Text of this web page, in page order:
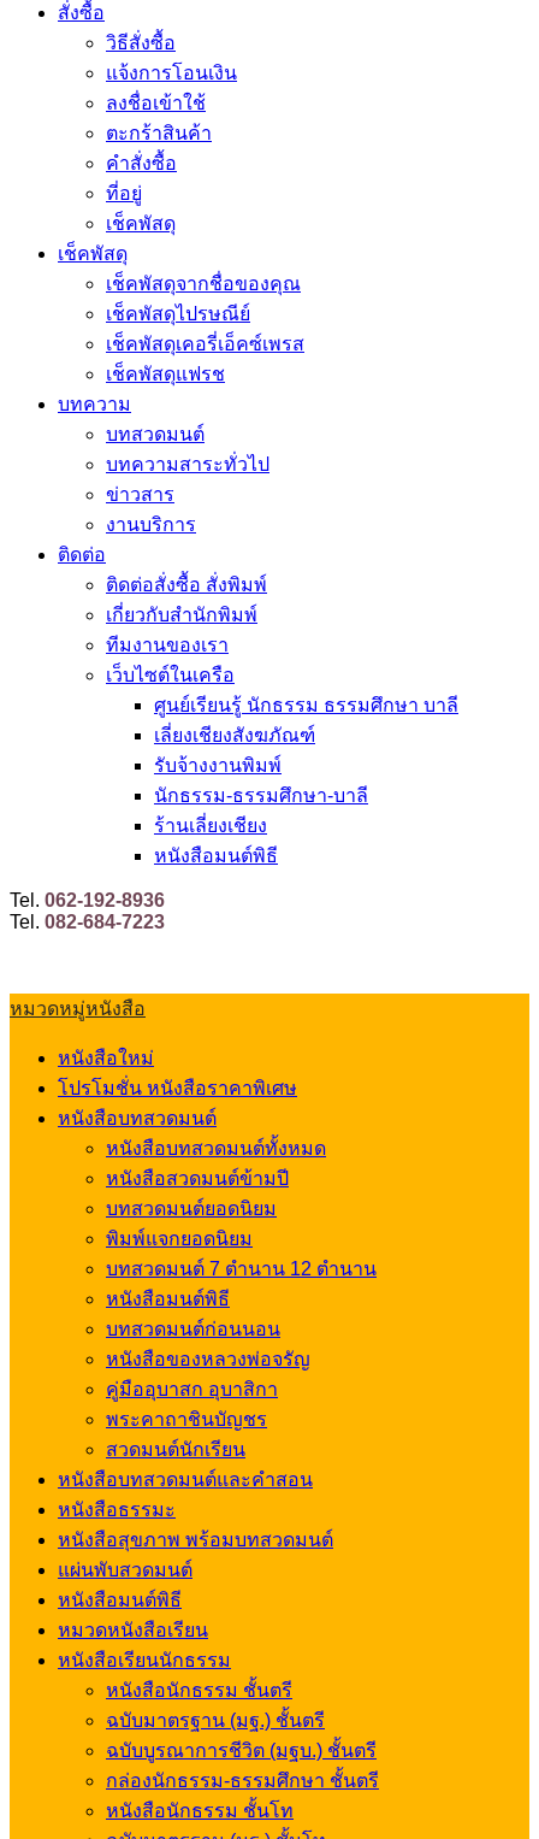
สั่งซื้อ
วิธีสั่งซื้อ
แจ้งการโอนเงิน
ลงชื่อเข้าใช้
ตะกร้าสินค้า
คำสั่งซื้อ
ที่อยู่
เช็คพัสดุ
เช็คพัสดุ
เช็คพัสดุจากชื่อของคุณ
เช็คพัสดุไปรษณีย์
เช็คพัสดุเคอรี่เอ็คซ์เพรส
เช็คพัสดุแฟรช
บทความ
บทสวดมนต์
บทความสาระทั่วไป
ข่าวสาร
งานบริการ
ติดต่อ
ติดต่อสั่งซื้อ สั่งพิมพ์
เกี่ยวกับสำนักพิมพ์
ทีมงานของเรา
เว็บไซต์ในเครือ
ศูนย์เรียนรู้ นักธรรม ธรรมศึกษา บาลี
เลี่ยงเชียงสังฆภัณฑ์
รับจ้างงานพิมพ์
นักธรรม-ธรรมศึกษา-บาลี
ร้านเลี่ยงเชียง
หนังสือมนต์พิธี
Tel. 062-192-8936
Tel. 082-684-7223
หมวดหมู่หนังสือ
หนังสือใหม่
โปรโมชั่น หนังสือราคาพิเศษ
หนังสือบทสวดมนต์
หนังสือบทสวดมนต์ทั้งหมด
หนังสือสวดมนต์ข้ามปี
บทสวดมนต์ยอดนิยม
พิมพ์แจกยอดนิยม
บทสวดมนต์ 7 ตำนาน 12 ตำนาน
หนังสือมนต์พิธี
บทสวดมนต์ก่อนนอน
หนังสือของหลวงพ่อจรัญ
คู่มืออุบาสก อุบาสิกา
พระคาถาชินบัญชร
สวดมนต์นักเรียน
หนังสือบทสวดมนต์และคำสอน
หนังสือธรรมะ
หนังสือสุขภาพ พร้อมบทสวดมนต์
แผ่นพับสวดมนต์
หนังสือมนต์พิธี
หมวดหนังสือเรียน
หนังสือเรียนนักธรรม
หนังสือนักธรรม ชั้นตรี
ฉบับมาตรฐาน (มฐ.) ชั้นตรี
ฉบับบูรณาการชีวิต (มฐบ.) ชั้นตรี
กล่องนักธรรม-ธรรมศึกษา ชั้นตรี
หนังสือนักธรรม ชั้นโท